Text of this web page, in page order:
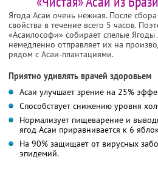
Ягода Асаи очень нежная. После
свойства в течение всего 5 часов.
«Асаилософи» собирает спелые
немедленно отправляет их на
рядом с Асаи-плантациями.
Приятно удивлять врачей здоровьем
Асаи улучшает зрение на 25%
Способствует снижению уровня
Нормализует пищеварение и
ягод Асаи приравнивается к 6
На 90% защищает от вирусных
эпидемий.